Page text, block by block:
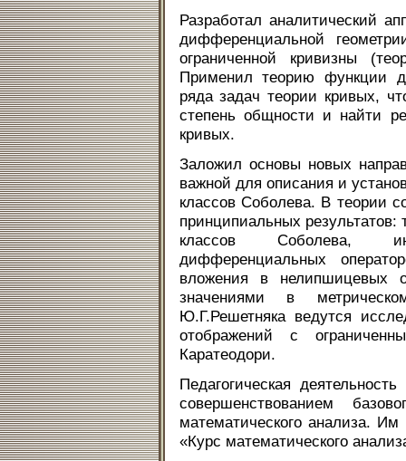
Разработал аналитический
дифференциальной
ограниченной кривизны
Применил теорию функции
ряда задач теории кривых,
степень общности и найти
кривых.
Заложил основы новых
важной для описания и
классов Соболева. В теории
принципиальных
классов Соболева,
дифференциальных
вложения в нелипшицевых
значениями в
Ю.Г.Решетняка ведутся
отображений с
Каратеодори.
Педагогическая
совершенствованием
математического анализа. Им
«Курс математического